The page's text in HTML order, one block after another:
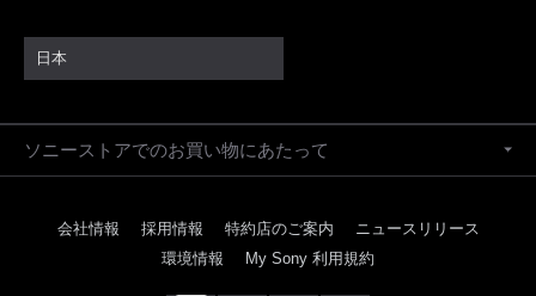
日本
ソニーストアでのお買い物にあたって
会社情報 採用情報 特約店のご案内
ニュースリリース
環境情報
My Sony 利用規約